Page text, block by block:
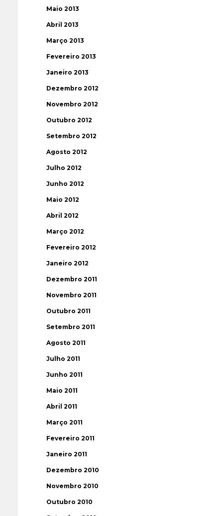
Maio 2013
Abril 2013
Março 2013
Fevereiro 2013
Janeiro 2013
Dezembro 2012
Novembro 2012
Outubro 2012
Setembro 2012
Agosto 2012
Julho 2012
Junho 2012
Maio 2012
Abril 2012
Março 2012
Fevereiro 2012
Janeiro 2012
Dezembro 2011
Novembro 2011
Outubro 2011
Setembro 2011
Agosto 2011
Julho 2011
Junho 2011
Maio 2011
Abril 2011
Março 2011
Fevereiro 2011
Janeiro 2011
Dezembro 2010
Novembro 2010
Outubro 2010